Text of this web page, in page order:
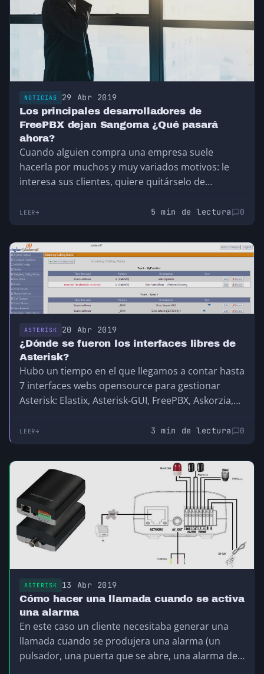
NOTICIAS 29 Abr 2019
Los principales desarrolladores de
FreePBX dejan Sangoma ¿Qué pasará
ahora?
Cuando alguien compra una empresa suele
hacerla por muchos y muy variados motivos: le
interesa sus clientes, quiere quitárselo de
gran potencial de crecimiento o cientos de
razones más. Esto es noticia hoy en Sangoma al
conocerse que varios miembros importantes de
Sangoma se han ido: Tony Lewis y Brian Walters
(los creadores iniciales de FreePBX) y también Rob
Thomas y Philippe Lindheimer (desarrolladores
principales del proyecto FreePBX).
LEER 5 min de lectura 0
ASTERISK 20 Abr 2019
¿Dónde se fueron los interfaces libres de
Asterisk?
Hubo un tiempo en el que llegamos a contar hasta
7 interfaces webs opensource para gestionar
Asterisk: Elastix, Asterisk-GUI, FreePBX, Askorzia,
recuerdo. Hoy día solo existen dos interfaces
libres que siguen manteniéndose (igual hay más,
pero son los que conozco): FreePBX (en manos de
Sangoma) e Issabel.
LEER 3 min de lectura 0
ASTERISK 13 Abr 2019
Cómo hacer una llamada cuando se activa
una alarma
En este caso un cliente necesitaba generar una
llamada cuando se produjera una alarma (un
pulsador, una puerta que se abre, una alarma de